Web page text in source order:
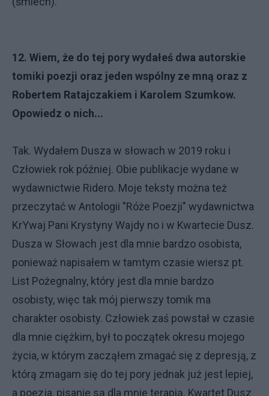
12. Wiem, że do tej pory wydałeś dwa autorskie
tomiki poezji oraz jeden wspólny ze mną oraz z
Robertem Ratajczakiem i Karolem Szumkow.
Opowiedz o nich...
Tak. Wydałem Dusza w słowach w 2019 roku i
Człowiek rok później. Obie publikacje wydane w
wydawnictwie Ridero. Moje teksty można też
przeczytać w Antologii "Róże Poezji" wydawnictwa
KrYwaj Pani Krystyny Wajdy no i w Kwartecie Dusz.
Dusza w Słowach jest dla mnie bardzo osobista,
ponieważ napisałem w tamtym czasie wiersz pt.
List Pożegnalny, który jest dla mnie bardzo
osobisty, więc tak mój pierwszy tomik ma
charakter osobisty. Człowiek zaś powstał w czasie
dla mnie ciężkim, był to początek okresu mojego
życia, w którym zacząłem zmagać się z depresją, z
którą zmagam się do tej pory jednak już jest lepiej,
a poezja, pisanie są dla mnie terapią. Kwartet Dusz